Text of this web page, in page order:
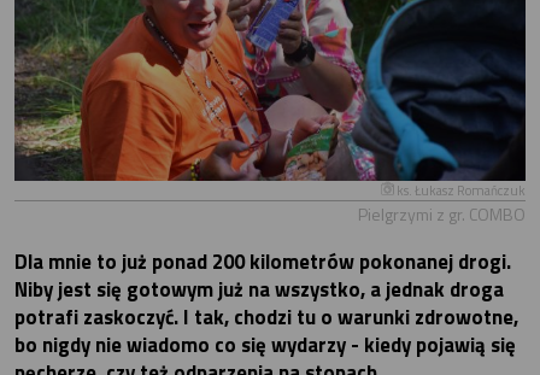
ks. Łukasz Romańczuk
Pielgrzymi z gr. COMBO
Dla mnie to już ponad 200 kilometrów pokonanej drogi.
Niby jest się gotowym już na wszystko, a jednak droga
potrafi zaskoczyć. I tak, chodzi tu o warunki zdrowotne,
bo nigdy nie wiadomo co się wydarzy - kiedy pojawią się